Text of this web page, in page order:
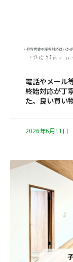
電話やメール
終始対応が丁
た。良い買い
2026年6月11日